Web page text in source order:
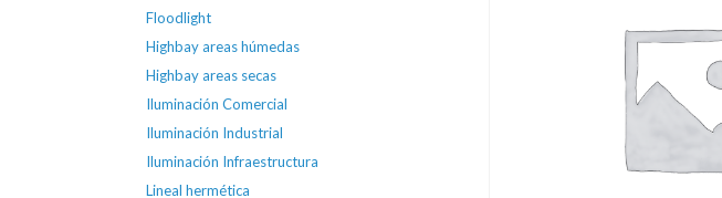
Floodlight
Highbay areas húmedas
Highbay areas secas
Iluminación Comercial
Iluminación Industrial
Iluminación Infraestructura
Lineal hermética